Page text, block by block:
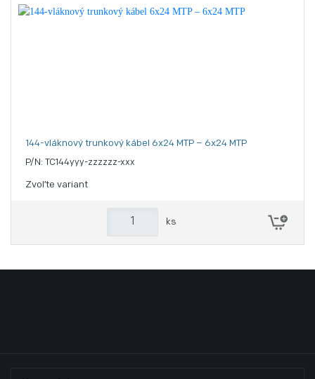
144-vláknový trunkový kábel 6x24 MTP – 6x24 MTP
P/N: TC144yyy-zzzzzz-xxx
Zvoľte variant
ks